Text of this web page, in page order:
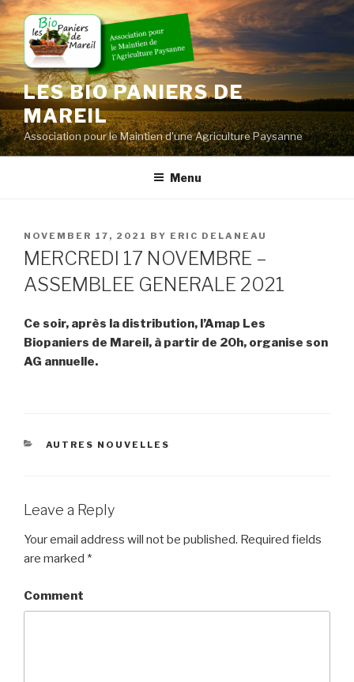
Skip
to
content
LES BIO PANIERS DE
MAREIL
Association pour le Maintien d'une Agriculture Paysanne
Menu
POSTED
ON
NOVEMBER 17, 2021 BY ERIC DELANEAU
MERCREDI 17 NOVEMBRE –
ASSEMBLEE GENERALE 2021
Ce soir, après la distribution, l’Amap Les
Biopaniers de Mareil, à partir de 20h, organise son
AG annuelle.
CATEGORIES
AUTRES NOUVELLES
Leave a Reply
Your email address will not be published. Required fields
are marked *
Comment